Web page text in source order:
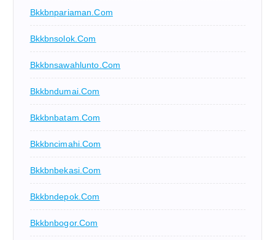
Bkkbnpariaman.com
Bkkbnsolok.com
Bkkbnsawahlunto.com
Bkkbndumai.com
Bkkbnbatam.com
Bkkbncimahi.com
Bkkbnbekasi.com
Bkkbndepok.com
Bkkbnbogor.com